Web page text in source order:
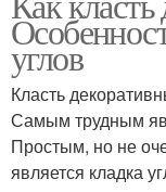
углов
Класть
Самым трудным
Простым, но не
является кладка